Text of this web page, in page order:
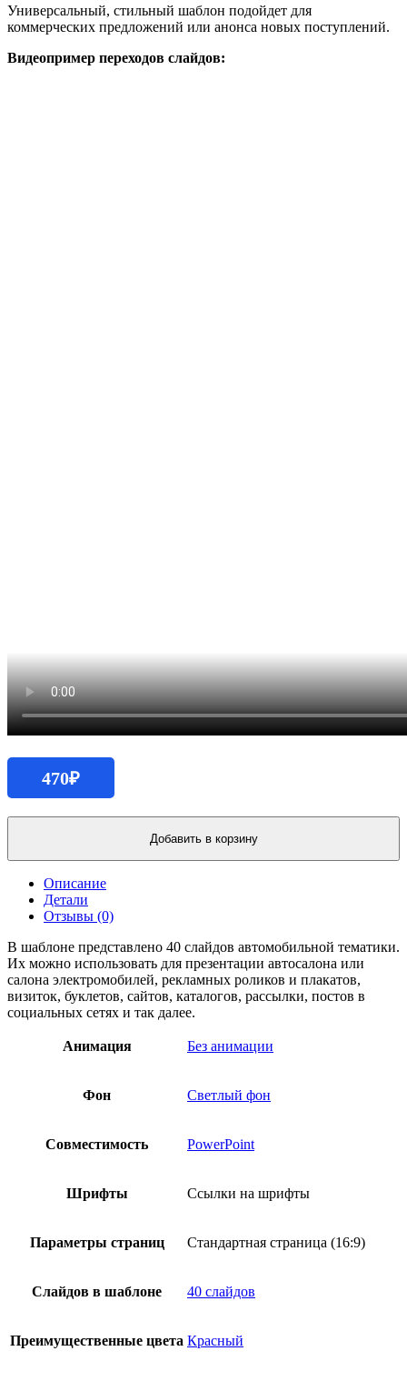
Универсальный, стильный шаблон подойдет для
коммерческих предложений или анонса новых поступлений.
Видеопример переходов слайдов:
470₽
Количество
Презентация
салона
электромобилей
Добавить в корзину
Описание
Детали
Отзывы (0)
В шаблоне представлено 40 слайдов автомобильной тематики.
Их можно использовать для презентации автосалона или
салона электромобилей, рекламных роликов и плакатов,
визиток, буклетов, сайтов, каталогов, рассылки, постов в
социальных сетях и так далее.
Анимация Без анимации
Фон Светлый фон
Совместимость PowerPoint
Шрифты Ссылки на шрифты
Параметры страниц Стандартная страница (16:9)
Слайдов в шаблоне 40 слайдов
Преимущественные цвета Красный